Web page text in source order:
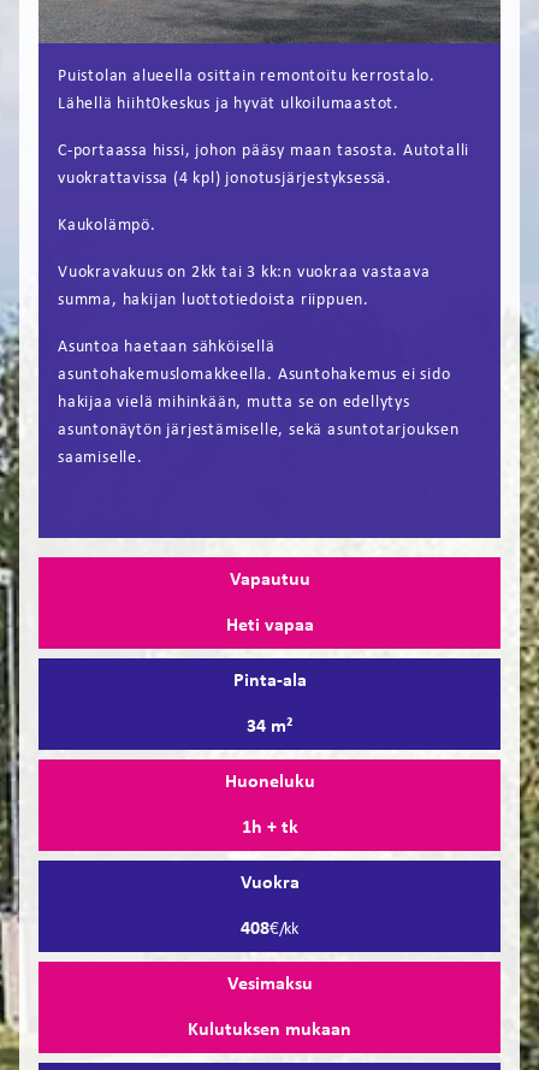
Puistolan alueella osittain remontoitu kerrostalo.
Lähellä hiiht0keskus ja hyvät ulkoilumaastot.
C-portaassa hissi, johon pääsy maan tasosta. Autotalli
vuokrattavissa (4 kpl) jonotusjärjestyksessä.
Kaukolämpö.
Vuokravakuus on 2kk tai 3 kk:n vuokraa vastaava
summa, hakijan luottotiedoista riippuen.
Asuntoa haetaan sähköisellä
asuntohakemuslomakkeella. Asuntohakemus ei sido
hakijaa vielä mihinkään, mutta se on edellytys
asuntonäytön järjestämiselle, sekä asuntotarjouksen
saamiselle.
Vapautuu
Heti vapaa
Pinta-ala
34 m²
Huoneluku
1h + tk
Vuokra
408€/kk
Vesimaksu
Kulutuksen mukaan